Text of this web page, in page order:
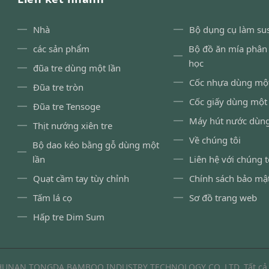
Nhà
các sản phẩm
đũa tre dùng một lần
Đũa tre tròn
Đũa tre Tensoge
Thịt nướng xiên tre
Bộ dao kéo bằng gỗ dùng một
lần
Quạt cầm tay tùy chỉnh
Tấm lá cọ
Hấp tre Dim Sum
Bộ dụng cụ làm
Bộ đồ ăn mía phân
học
Cốc nhựa dùng
Cốc giấy dùng một
Máy hút nước
Về chúng tôi
Liên hệ với chúng
Chính sách bảo
Sơ đồ trang web